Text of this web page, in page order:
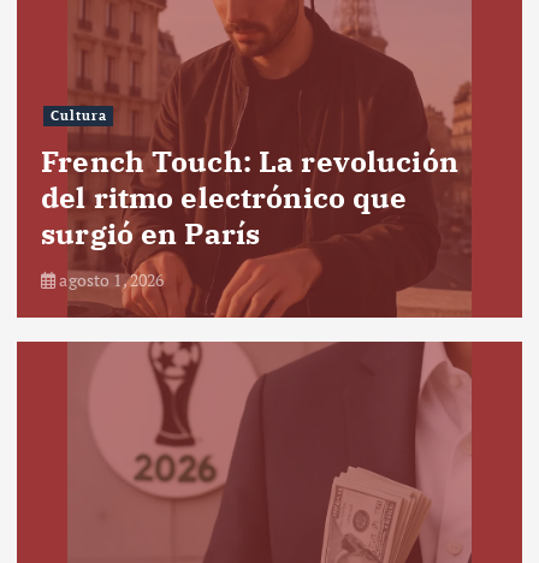
Cultura
French Touch: La revolución
del ritmo electrónico que
surgió en París
agosto 1, 2026